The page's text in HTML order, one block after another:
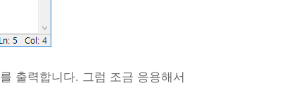
를 출력합니다. 그럼 조금 응용해서